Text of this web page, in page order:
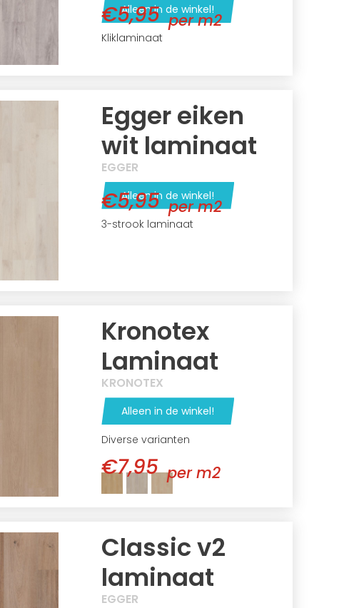
Alleen in de winkel!
Kliklaminaat
€5,95 per m2
Egger eiken
wit laminaat
EGGER
Alleen in de winkel!
3-strook laminaat
€5,95 per m2
Kronotex
Laminaat
KRONOTEX
Alleen in de winkel!
Diverse varianten
€7,95 per m2
Classic v2
laminaat
EGGER